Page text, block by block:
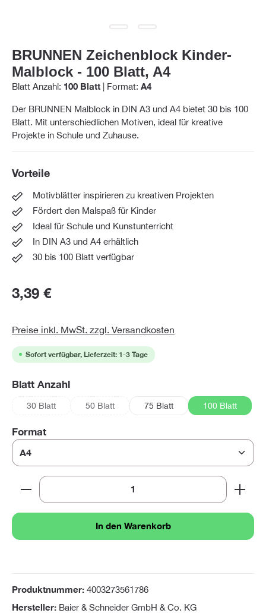
BRUNNEN Zeichenblock Kinder-
Malblock - 100 Blatt, A4
Blatt Anzahl: 100 Blatt Format: A4
Der BRUNNEN Malblock in DIN A3 und A4 bietet 30 bis 100
Blatt. Mit unterschiedlichen Motiven, ideal für kreative
Projekte in Schule und Zuhause.
Vorteile
Motivblätter inspirieren zu kreativen Projekten
Fördert den Malspaß für Kinder
Ideal für Schule und Kunstunterricht
In DIN A3 und A4 erhältlich
30 bis 100 Blatt verfügbar
3,39 €
Preise inkl. MwSt. zzgl. Versandkosten
Sofort verfügbar, Lieferzeit: 1-3 Tage
Blatt Anzahlauswählen
30 Blatt 50 Blatt
(Diese Option ist zurzeit nicht verfügbar.)
75 Blatt 100 Blatt
Formatauswählen
Produkt Anzahl: Gib den gewünschten Wert ein
In den Warenkorb
Produktnummer: 4003273561786
Hersteller: Baier & Schneider GmbH & Co. KG